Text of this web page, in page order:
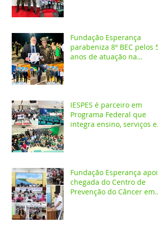
Fundação Esperança
parabeniza 8º BEC pelos 55
anos de atuação na
IESPES é parceiro em
Programa Federal que
integra ensino, serviços em
Fundação Esperança apoia
chegada do Centro de
Prevenção do Câncer em